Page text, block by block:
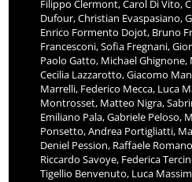
Filippo Clermont, Carol Di Vito,
Dufour, Christian Evaspasiano,
Enrico Formento Dojot, Bruno
Francesconi, Sofia Fregnani,
Paolo Gatto, Michael Ghignone,
Cecilia Lazzarotto, Giacomo
Marrelli, Federico Mecca, Luca
Montrosset, Matteo Nigra,
Emiliano Pala, Gabriele Peloso,
Ponsetto, Andrea Portigliatti,
Deniel Pession, Raffaele
Riccardo Savoye, Federica
Tigellio Benvenuto, Luca